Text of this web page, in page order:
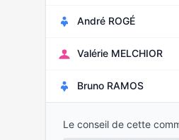
André ROGÉ
Valérie MELCHIOR
Bruno RAMOS
Le conseil de cette